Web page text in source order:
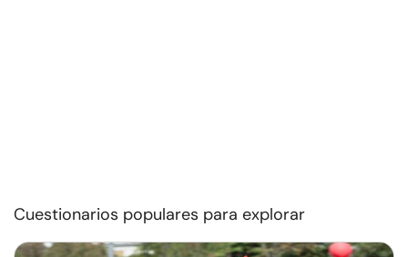
Cuestionarios populares para explorar